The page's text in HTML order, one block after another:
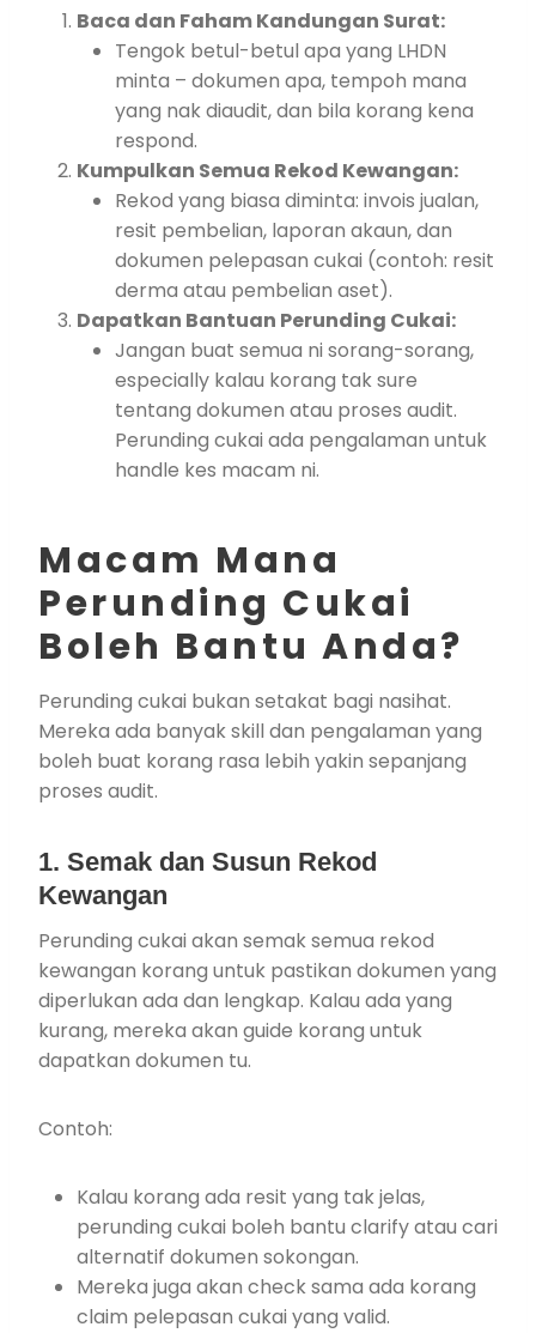
Baca dan Faham Kandungan Surat:
Tengok betul-betul apa yang LHDN
minta – dokumen apa, tempoh mana
yang nak diaudit, dan bila korang kena
respond.
Kumpulkan Semua Rekod Kewangan:
Rekod yang biasa diminta: invois jualan,
resit pembelian, laporan akaun, dan
dokumen pelepasan cukai (contoh: resit
derma atau pembelian aset).
Dapatkan Bantuan Perunding Cukai:
Jangan buat semua ni sorang-sorang,
especially kalau korang tak sure
tentang dokumen atau proses audit.
Perunding cukai ada pengalaman untuk
handle kes macam ni.
Macam Mana
Perunding Cukai
Boleh Bantu Anda?
Perunding cukai bukan setakat bagi nasihat.
Mereka ada banyak skill dan pengalaman yang
boleh buat korang rasa lebih yakin sepanjang
proses audit.
1. Semak dan Susun Rekod
Kewangan
Perunding cukai akan semak semua rekod
kewangan korang untuk pastikan dokumen yang
diperlukan ada dan lengkap. Kalau ada yang
kurang, mereka akan guide korang untuk
dapatkan dokumen tu.
Contoh:
Kalau korang ada resit yang tak jelas,
perunding cukai boleh bantu clarify atau cari
alternatif dokumen sokongan.
Mereka juga akan check sama ada korang
claim pelepasan cukai yang valid.